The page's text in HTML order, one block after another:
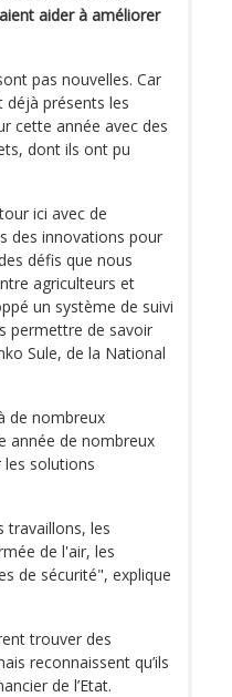
aider à améliorer
pas nouvelles. Car
déjà présents les
cette année avec des
dont ils ont pu
ici avec de
des innovations pour
défis que nous
agriculteurs et
un système de suivi
permettre de savoir
Sule, de la National
de nombreux
année de nombreux
solutions
travaillons, les
de l'air, les
de sécurité", explique
trouver des
reconnaissent qu’ils
de l’Etat.